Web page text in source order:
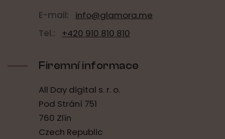
E-mail:
info@glamora.me
Tel.:
+420 910 810 810
Firemní informace
All Day digital s. r. o.
Pod Strání 751
760 Zlín
Czech Republic